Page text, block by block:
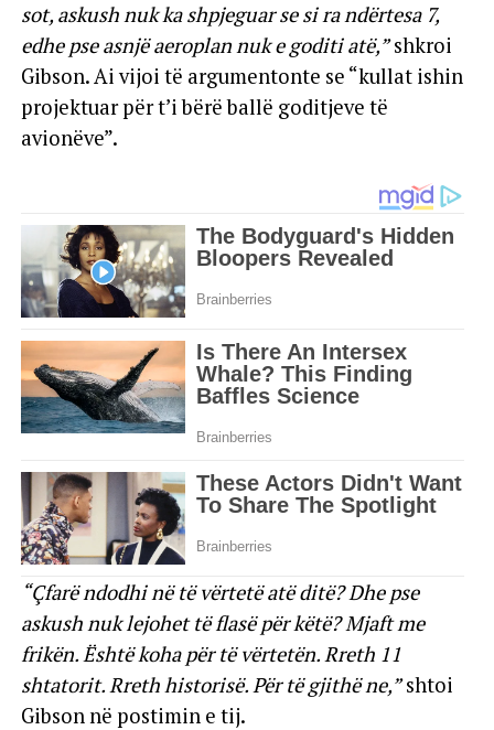
sot, askush nuk ka shpjeguar se si ra ndërtesa 7,
edhe pse asnjë aeroplan nuk e goditi atë,”shkroi
Gibson. Ai vijoi të argumentonte se “kullat ishin
projektuar për t’i bërë ballë goditjeve të
avionëve”.
“Çfarë ndodhi në të vërtetë atë ditë? Dhe pse
askush nuk lejohet të flasë për këtë? Mjaft me
frikën. Është koha për të vërtetën. Rreth 11
shtatorit. Rreth historisë. Për të gjithë ne,”shtoi
Gibson në postimin e tij.